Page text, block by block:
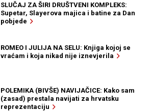
SLUČAJ ZA ŠIRI DRUŠTVENI KOMPLEKS:
Supetar, Slayerova majica i batine za Dan
pobjede
ROMEO I JULIJA NA SELU: Knjiga kojoj se
vraćam i koja nikad nije iznevjerila
POLEMIKA (BIVŠE) NAVIJAČICE: Kako sam
(zasad) prestala navijati za hrvatsku
reprezentaciju